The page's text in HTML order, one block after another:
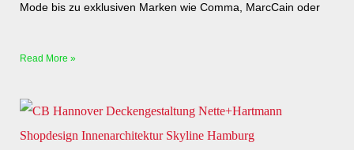
Mode bis zu exklusiven Marken wie Comma, MarcCain oder
Read More »